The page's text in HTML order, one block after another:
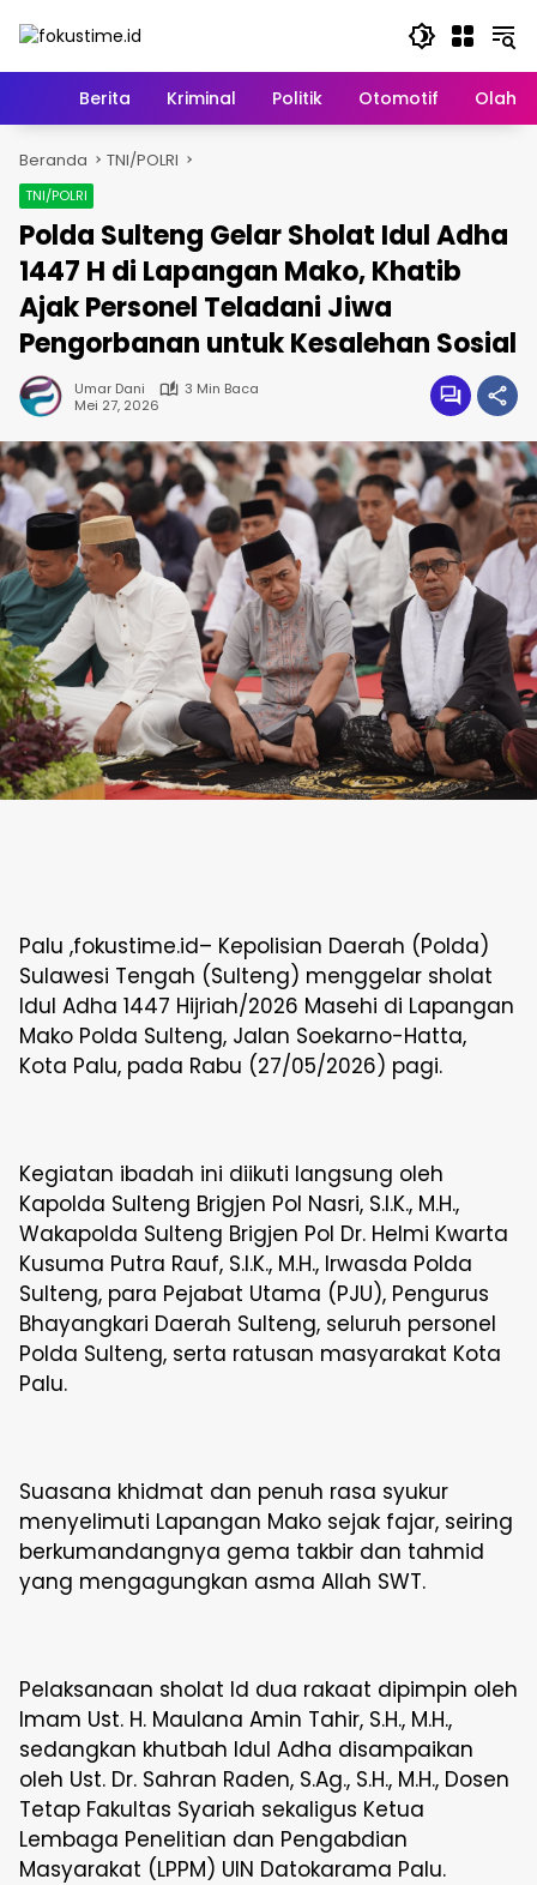
HomeBerita Kriminal Politik Otomotif
Beranda TNI/POLRI
TNI/POLRI
Polda Sulteng Gelar Sholat Idul Adha
1447 H di Lapangan Mako, Khatib
Ajak Personel Teladani Jiwa
Pengorbanan untuk Kesalehan Sosial
Umar Dani
3 Min Baca
Mei 27, 2026
Palu ,fokustime.id– Kepolisian Daerah (Polda)
Sulawesi Tengah (Sulteng) menggelar sholat
Idul Adha 1447 Hijriah/2026 Masehi di Lapangan
Mako Polda Sulteng, Jalan Soekarno-Hatta,
Kota Palu, pada Rabu (27/05/2026) pagi.
Kegiatan ibadah ini diikuti langsung oleh
Kapolda Sulteng Brigjen Pol Nasri, S.I.K., M.H.,
Wakapolda Sulteng Brigjen Pol Dr. Helmi Kwarta
Kusuma Putra Rauf, S.I.K., M.H., Irwasda Polda
Sulteng, para Pejabat Utama (PJU), Pengurus
Bhayangkari Daerah Sulteng, seluruh personel
Polda Sulteng, serta ratusan masyarakat Kota
Palu.
Suasana khidmat dan penuh rasa syukur
menyelimuti Lapangan Mako sejak fajar, seiring
berkumandangnya gema takbir dan tahmid
yang mengagungkan asma Allah SWT.
Pelaksanaan sholat Id dua rakaat dipimpin oleh
Imam Ust. H. Maulana Amin Tahir, S.H., M.H.,
sedangkan khutbah Idul Adha disampaikan
oleh Ust. Dr. Sahran Raden, S.Ag., S.H., M.H., Dosen
Tetap Fakultas Syariah sekaligus Ketua
Lembaga Penelitian dan Pengabdian
Masyarakat (LPPM) UIN Datokarama Palu.